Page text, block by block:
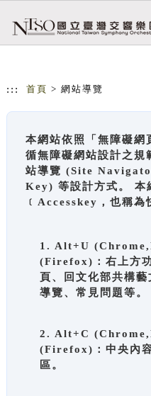
::: 首頁 > 網站導覽
本網站依照「無障礙網
循無障礙網站設計之
站導覽 (Site
Key) 等設計方式。 本
﹝Accesskey，也稱為
1. Alt+U
(Firefox)：右上方
頁、回文化部共構
導覽、常見問題等。
2. Alt+C
(Firefox)：中央內
區。